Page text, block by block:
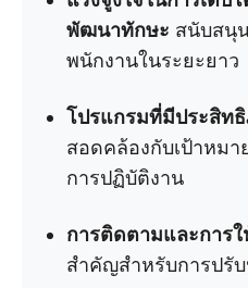
พัฒนาทักษะ สนับสนุ
พนักงานในระยะยาว
โปรแกรมที่มีประสิท
สอดคล้องกับเป้าหม
การปฏิบัติงาน
การติดตามและการ
สำคัญสำหรับการปรั